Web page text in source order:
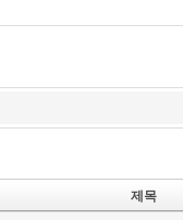
제목